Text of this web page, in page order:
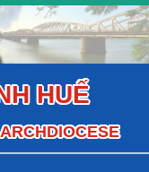
HUẾ